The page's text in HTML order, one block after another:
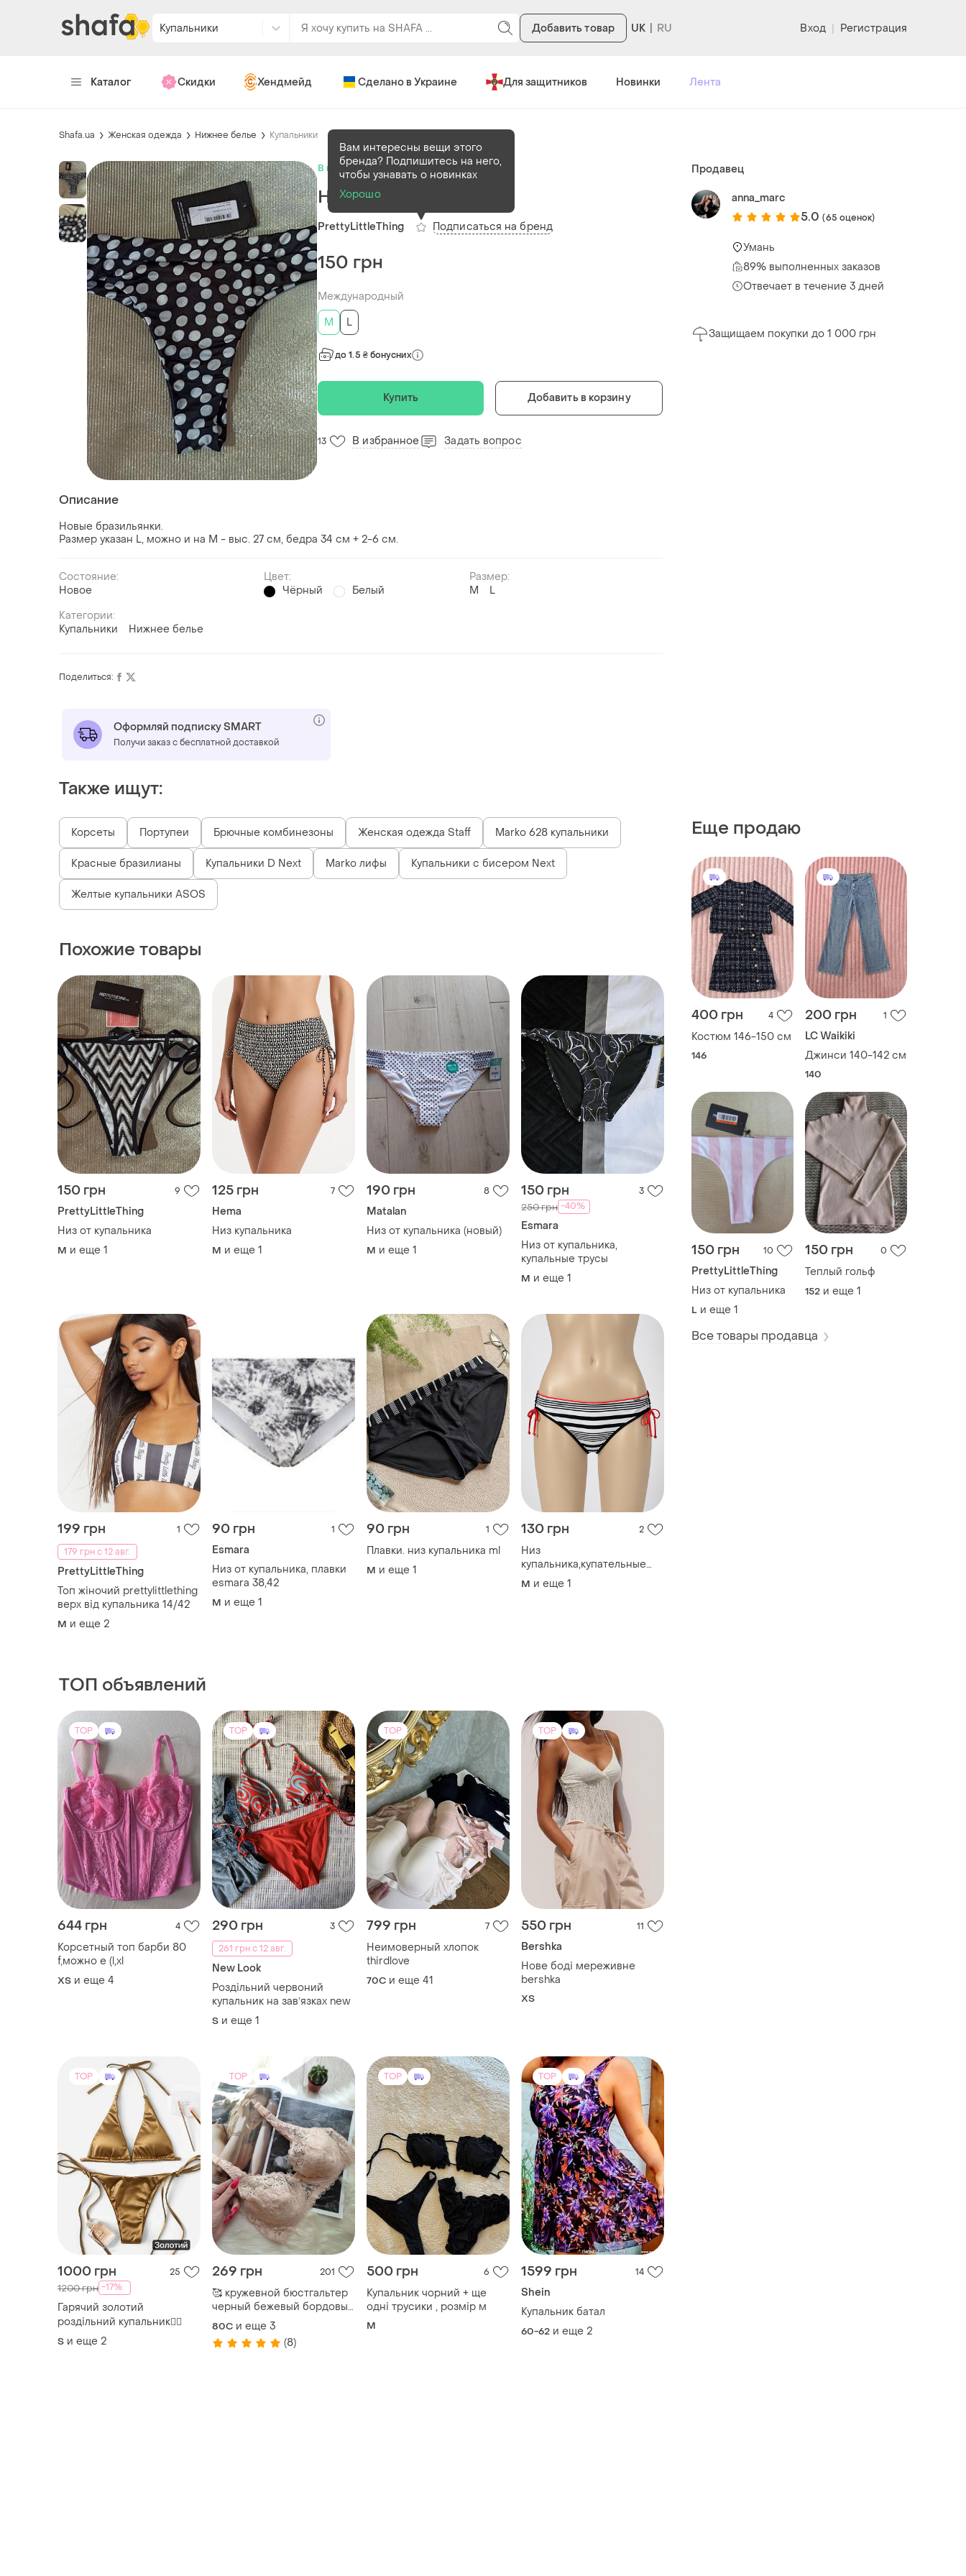
Купальники Добавить товар UK Вход | Регистрация
Каталог Скидки Хендмейд Сделано в Украине Для защитников Новинки Лента
Shafa.ua Женская одежда Нижнее белье Купальники
В наличии1 шт
Низ от купальника
PrettyLittleThing
Вам интересны вещи этого
бренда? Подпишитесь на него,
чтобы узнавать о новинках
Хорошо
Подписаться на бренд
150 грн
Международный
M
L
до 1.5 ₴ бонусних
Купить Добавить в корзину
13 В избранное Задать вопрос
Описание
Новые бразильянки.
Размер указан L, можно и на М - выс. 27 см, бедра 34 см + 2-6 см.
Состояние:
Новое
Цвет:
Чёрный
Белый
Размер:
M
L
Категории:
Купальники
Нижнее белье
Продавец
anna_marc
5.0 (65 оценок)
Умань
89% выполненных заказов
Отвечает в течение 3 дней
Защищаем покупки до 1 000 грн
Еще продаю
400 грн 4
Костюм 146-150 см
146
200 грн 1
LC Waikiki
Джинси 140-142 см
140
150 грн 10
PrettyLittleThing
Низ от купальника
L и еще 1
150 грн 0
Теплый гольф
152 и еще 1
Все товары продавца
Поделиться:
Оформляй подписку SMART
Получи заказ с бесплатной доставкой
Также ищут:
Корсеты Портупеи Брючные комбинезоны Женская одежда Staff Marko 628 купальники
Красные бразилианы Купальники D Next Marko лифы Купальники с бисером Next
Желтые купальники ASOS
Похожие товары
150 грн 9
PrettyLittleThing
Низ от купальника
M и еще 1
125 грн 7
Hema
Низ купальника
M и еще 1
190 грн 8
Мatalan
Низ от купальника (новый)
M и еще 1
150 грн 3
250 грн -40%
Esmara
Низ от купальника,
купальные трусы
M и еще 1
199 грн
1
179 грн с 12 авг.
PrettyLittleThing
Топ жіночий prettylittlething
верх від купальника 14/42
M и еще 2
90 грн 1
Esmara
Низ от купальника, плавки
esmara 38,42
M и еще 1
90 грн 1
Плавки. низ купальника ml
M и еще 1
130 грн 2
Низ
купальника,купательные
трусики
M и еще 1
ТОП объявлений
TOP
644 грн 4
Корсетный топ барби 80
f,можно e (l,xl
ХS и еще 4
TOP
290 грн
3
261 грн с 12 авг.
New Look
Роздільний червоний
купальник на завʼязках new
S и еще 1
TOP
799 грн 7
Неимоверный хлопок
thirdlove
70C и еще 41
TOP
550 грн 11
Bershka
Нове боді мереживне
bershka
ХS
TOP
1000 грн 25
1200 грн -17%
Гарячий золотий
роздільний купальник❤️‍🔥
S и еще 2
TOP
269 грн 201
🥰 кружевной бюстгальтер
черный бежевый бордовый
чашка с
80C и еще 3
(8)
TOP
500 грн 6
Купальник чорний + ще
одні трусики , розмір м
M
TOP
1599 грн 14
Shein
Купальник батал
60-62 и еще 2